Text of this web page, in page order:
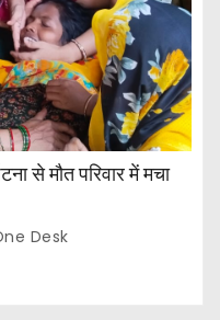
से मौत परिवार में मचा
Desk